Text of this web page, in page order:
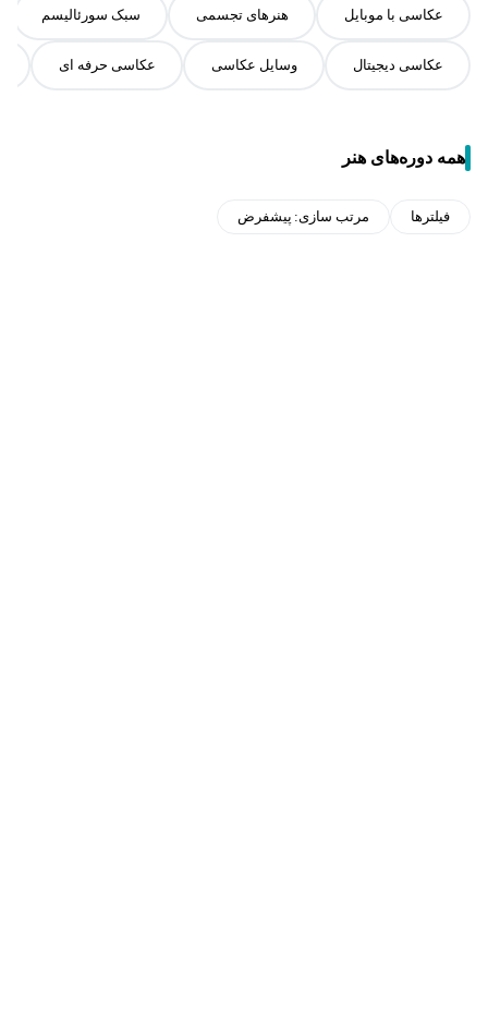
عکاسی با موبایل هنرهای تجسمی سبک سورئالیسم
عکاسی دیجیتال وسایل عکاسی عکاسی حرفه ای
همه دوره‌های هنر
فیلترها مرتب سازی: پیشفرض